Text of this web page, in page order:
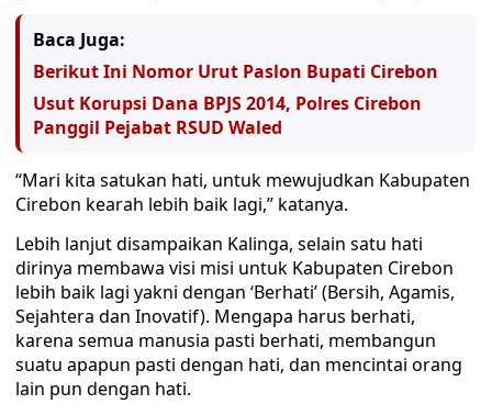
Baca Juga:
Berikut Ini Nomor Urut Paslon Bupati Cirebon
Usut Korupsi Dana BPJS 2014, Polres Cirebon
Panggil Pejabat RSUD Waled
“Mari kita satukan hati, untuk mewujudkan Kabupaten
Cirebon kearah lebih baik lagi,” katanya.
Lebih lanjut disampaikan Kalinga, selain satu hati
dirinya membawa visi misi untuk Kabupaten Cirebon
lebih baik lagi yakni dengan ‘Berhati’ (Bersih, Agamis,
Sejahtera dan Inovatif). Mengapa harus berhati,
karena semua manusia pasti berhati, membangun
suatu apapun pasti dengan hati, dan mencintai orang
lain pun dengan hati.